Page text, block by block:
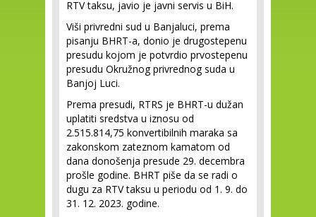
RTV taksu, javio je javni servis u BiH.
Viši privredni sud u Banjaluci, prema
pisanju BHRT-a, donio je drugostepenu
presudu kojom je potvrdio prvostepenu
presudu Okružnog privrednog suda u
Banjoj Luci.
Prema presudi, RTRS je BHRT-u dužan
uplatiti sredstva u iznosu od
2.515.814,75 konvertibilnih maraka sa
zakonskom zateznom kamatom od
dana donošenja presude 29. decembra
prošle godine. BHRT piše da se radi o
dugu za RTV taksu u periodu od 1. 9. do
31. 12. 2023. godine.